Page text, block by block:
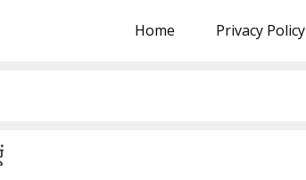
Home Privacy Policy